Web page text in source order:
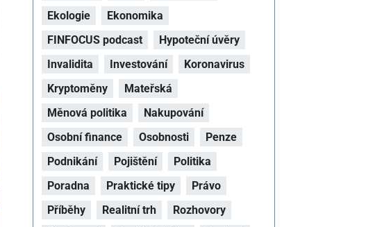
Ekologie
Ekonomika
FINFOCUS podcast
Hypoteční úvěry
Invalidita
Investování
Koronavirus
Kryptoměny
Mateřská
Měnová politika
Nakupování
Osobní finance
Osobnosti
Penze
Podnikání
Pojištění
Politika
Poradna
Praktické tipy
Právo
Příběhy
Realitní trh
Rozhovory